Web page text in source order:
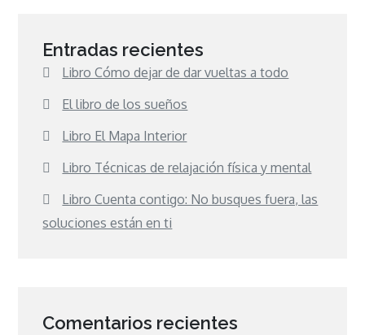
Entradas recientes
Libro Cómo dejar de dar vueltas a todo
El libro de los sueños
Libro El Mapa Interior
Libro Técnicas de relajación física y mental
Libro Cuenta contigo: No busques fuera, las
soluciones están en ti
Comentarios recientes